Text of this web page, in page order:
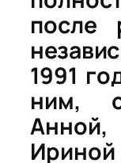
после
1991
ним,